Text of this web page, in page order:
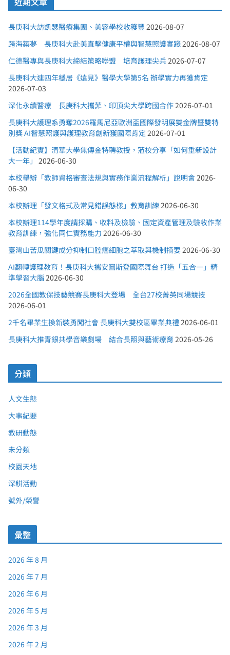
長庚科大訪凱瑟醫療集團、美容學校收穫豐 2026-08-07
跨海築夢 長庚科大赴美直擊健康平權與智慧照護實踐 2026-08-07
仁德醫專與長庚科大締結策略聯盟 培育護理尖兵 2026-07-07
長庚科大連四年穩居《遠見》醫學大學第5名 辦學實力再獲肯定
2026-07-03
深化永續醫療 長庚科大攜菲、印頂尖大學跨國合作 2026-07-01
長庚科大護理系勇奪2026羅馬尼亞歐洲盃國際發明展雙金牌暨雙特
別獎 AI智慧照護與護理教育創新獲國際肯定 2026-07-01
【活動紀實】清華大學焦傳金特聘教授，蒞校分享「如何重新設計
大一年」
2026-06-30
本校舉辦「教師資格審查法規與實務作業流程解析」說明會 2026-
06-30
本校辦理「發文格式及常見錯誤態樣」教育訓練 2026-06-30
本校辦理114學年度請採購、收料及檢驗、固定資產管理及驗收作業
教育訓練，強化同仁實務能力 2026-06-30
臺灣山苦瓜關鍵成分抑制口腔癌細胞之萃取與機制摘要 2026-06-30
AI翻轉護理教育！長庚科大攜安圖斯登國際舞台 打造「五合一」精
準學習大腦 2026-06-30
2026全國教保技藝競賽長庚科大登場 全台27校菁英同場競技
2026-06-01
2千名畢業生換新裝勇闖社會 長庚科大雙校區畢業典禮 2026-06-01
長庚科大推青銀共學音樂劇場 結合長照與藝術療育 2026-05-26
分類
人文生態
大事紀要
教研動態
未分類
校園天地
深耕活動
號外/榮譽
彙整
2026 年 8 月
2026 年 7 月
2026 年 6 月
2026 年 5 月
2026 年 3 月
2026 年 2 月